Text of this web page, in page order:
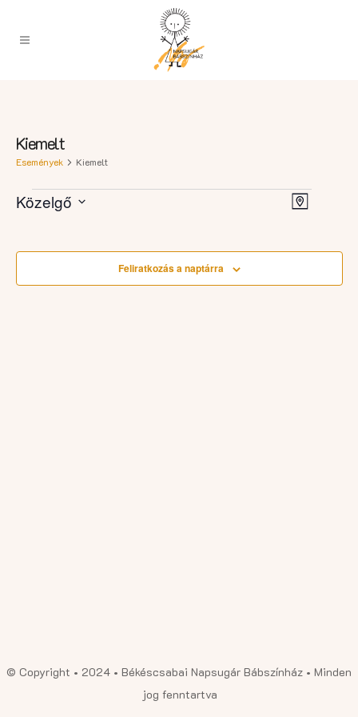
Kiemelt
Események Kiemelt
Események
Navigációs
Esemény
nézet
Map
Közelgő
Feliratkozás a naptárra
© Copyright • 2024 • Békéscsabai Napsugár Bábszínház • Minden
jog fenntartva